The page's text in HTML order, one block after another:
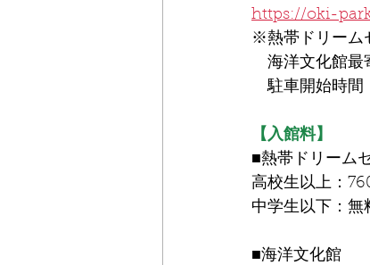
https://oki-
※熱帯ドリーム
海洋文化館最
駐車開始時間
【入館料】
■熱帯ドリーム
高校生以上：
中学生以下：無
■海洋文化館